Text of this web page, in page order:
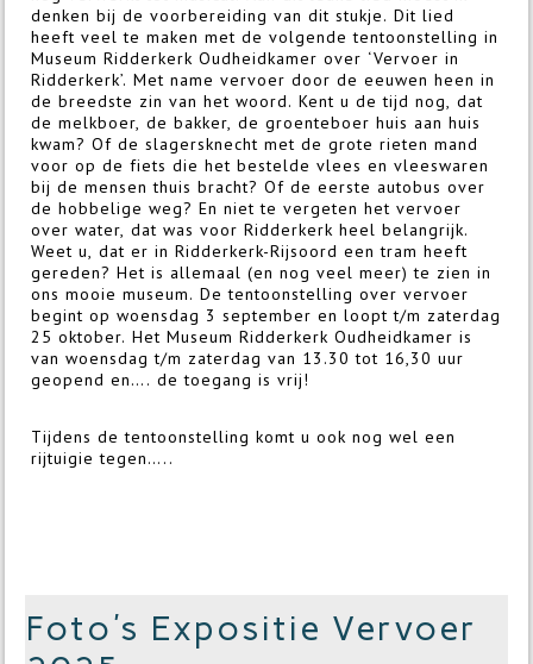
denken bij de voorbereiding van dit stukje. Dit lied
heeft veel te maken met de volgende tentoonstelling in
Museum Ridderkerk Oudheidkamer over ‘Vervoer in
Ridderkerk’. Met name vervoer door de eeuwen heen in
de breedste zin van het woord. Kent u de tijd nog, dat
de melkboer, de bakker, de groenteboer huis aan huis
kwam? Of de slagersknecht met de grote rieten mand
voor op de fiets die het bestelde vlees en vleeswaren
bij de mensen thuis bracht? Of de eerste autobus over
de hobbelige weg? En niet te vergeten het vervoer
over water, dat was voor Ridderkerk heel belangrijk.
Weet u, dat er in Ridderkerk-Rijsoord een tram heeft
gereden? Het is allemaal (en nog veel meer) te zien in
ons mooie museum. De tentoonstelling over vervoer
begint op woensdag 3 september en loopt t/m zaterdag
25 oktober. Het Museum Ridderkerk Oudheidkamer is
van woensdag t/m zaterdag van 13.30 tot 16,30 uur
geopend en…. de toegang is vrij!
Tijdens de tentoonstelling komt u ook nog wel een
rijtuigie tegen…..
Foto's Expositie Vervoer